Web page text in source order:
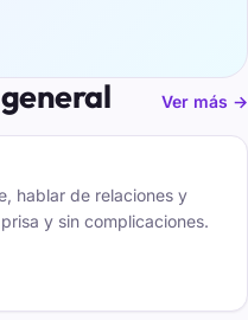
Ver más →
hablar de relaciones y
y sin complicaciones.